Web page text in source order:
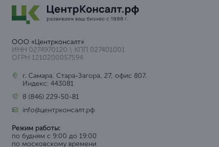
ООО «Центрконсалт»
ИНН 0274970120 \ КПП 027401001
ОГРН 1210200057594
г. Самара, Стара-Загора, 27, офис 807.
Индекс: 443081
8 (846) 229-50-81
info@центрконсалт.рф
Режим работы:
по будням с 9:00 до 19:00
по московскому времени